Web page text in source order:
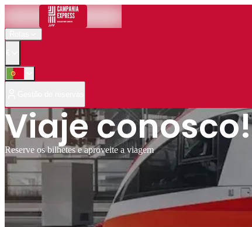
Viaje conosco!
Reserve os bilhetes e aproveite a viagem